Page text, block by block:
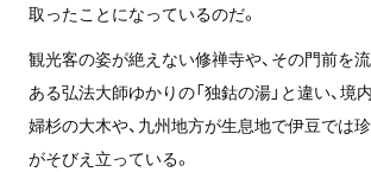
取ったことになっているのだ。
観光客の姿が絶えない修禅寺や、その門前を
ある弘法大師ゆかりの「独鈷の湯」と違い、境
婦杉の大木や、九州地方が生息地で伊豆では
がそびえ立っている。